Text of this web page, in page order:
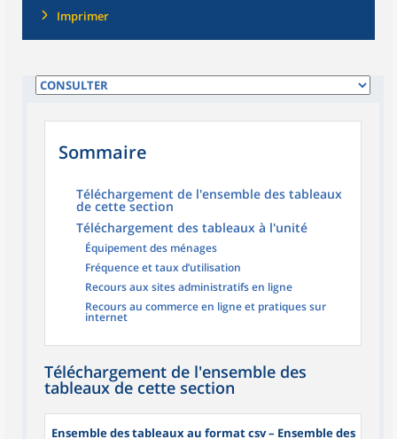
Imprimer
Sommaire
Téléchargement de l'ensemble des tableaux
de cette section
Téléchargement des tableaux à l'unité
Équipement des ménages
Fréquence et taux d’utilisation
Recours aux sites administratifs en ligne
Recours au commerce en ligne et pratiques sur
internet
Téléchargement de l'ensemble des
tableaux de cette section
Ensemble des tableaux au format csv – Ensemble des